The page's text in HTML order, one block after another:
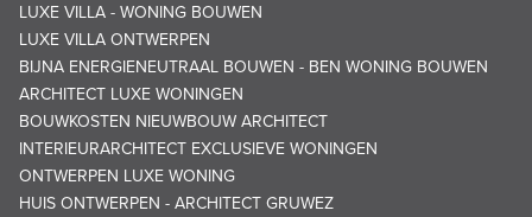
LUXE VILLA - WONING BOUWEN
LUXE VILLA ONTWERPEN
BIJNA ENERGIENEUTRAAL BOUWEN - BEN WONING BOUWEN
ARCHITECT LUXE WONINGEN
BOUWKOSTEN NIEUWBOUW ARCHITECT
INTERIEURARCHITECT EXCLUSIEVE WONINGEN
ONTWERPEN LUXE WONING
HUIS ONTWERPEN - ARCHITECT GRUWEZ